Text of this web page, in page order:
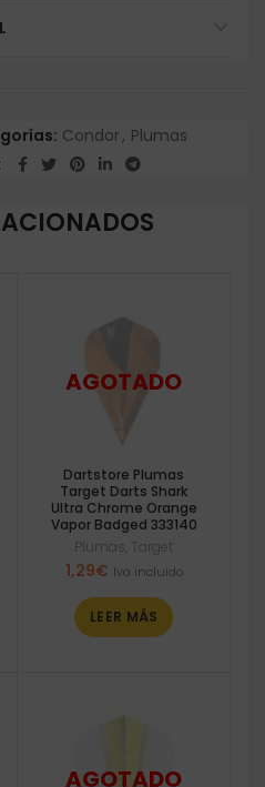
Condor, Plumas
Dartstore Plumas
Target Darts Shark
Ultra Chrome Orange
Vapor Badged 333140
Plumas Target
1,29€ Iva incluido
LEER MÁS